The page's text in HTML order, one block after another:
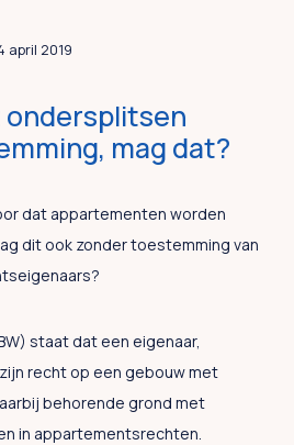
april 2019
mag dat?
dat appartementen worden
dit ook zonder toestemming van
staat dat een eigenaar,
recht op een gebouw met
behorende grond met
in appartementsrechten.